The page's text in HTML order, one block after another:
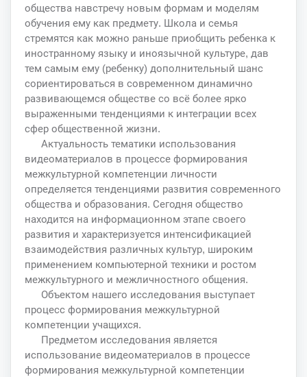
общества навстречу новым формам и моделям
обучения ему как предмету. Школа и семья
стремятся как можно раньше приобщить ребенка к
иностранному языку и иноязычной культуре, дав
тем самым ему (ребенку) дополнительный шанс
сориентироваться в современном динамично
развивающемся обществе со всё более ярко
выраженными тенденциями к интеграции всех
сфер общественной жизни.
Актуальность тематики использования
видеоматериалов в процессе формирования
межкультурной компетенции личности
определяется тенденциями развития современного
общества и образования. Сегодня общество
находится на информационном этапе своего
развития и характеризуется интенсификацией
взаимодействия различных культур, широким
применением компьютерной техники и ростом
межкультурного и межличностного общения.
Объектом нашего исследования выступает
процесс формирования межкультурной
компетенции учащихся.
Предметом исследования является
использование видеоматериалов в процессе
формирования межкультурной компетенции